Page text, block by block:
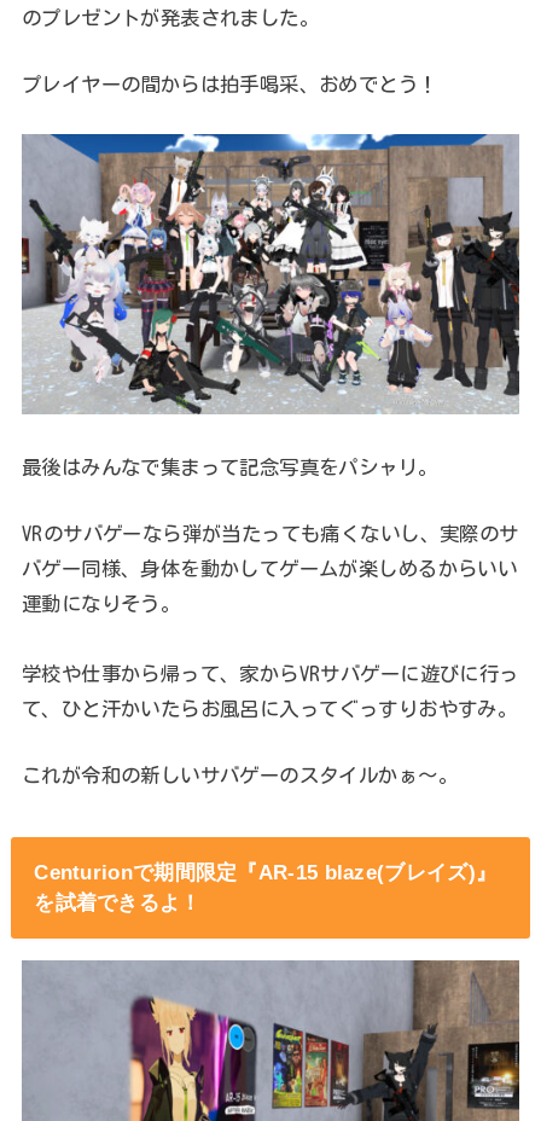
のプレゼントが発表されました。
プレイヤーの間からは拍手喝采、おめでとう！
最後はみんなで集まって記念写真をパシャリ。
VRのサバゲーなら弾が当たっても痛くないし、実際のサ
バゲー同様、身体を動かしてゲームが楽しめるからいい
運動になりそう。
学校や仕事から帰って、家からVRサバゲーに遊びに行っ
て、ひと汗かいたらお風呂に入ってぐっすりおやすみ。
これが令和の新しいサバゲーのスタイルかぁ～。
Centurionで期間限定『AR-15 blaze(ブレイズ)』
を試着できるよ！